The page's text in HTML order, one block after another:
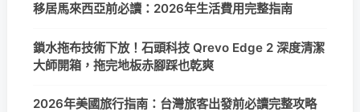
移居馬來西亞前必讀：2026年生活費用完整指南
鎖水拖布技術下放！石頭科技 Qrevo Edge 2 深度清潔
大師開箱，拖完地板赤腳踩也乾爽
2026年美國旅行指南：台灣旅客出發前必讀完整攻略